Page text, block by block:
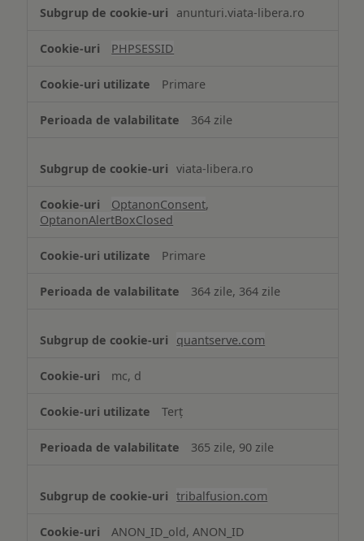
de
Cookie
necesare
anunturi.viata-libera.ro
PHPSESSID
Primare
364 zile
viata-libera.ro
OptanonConsent,
OptanonAlertBoxClosed
Primare
364 zile, 364 zile
quantserve.com
mc, d
Terț
365 zile, 90 zile
tribalfusion.com
ANON_ID_old, ANON_ID